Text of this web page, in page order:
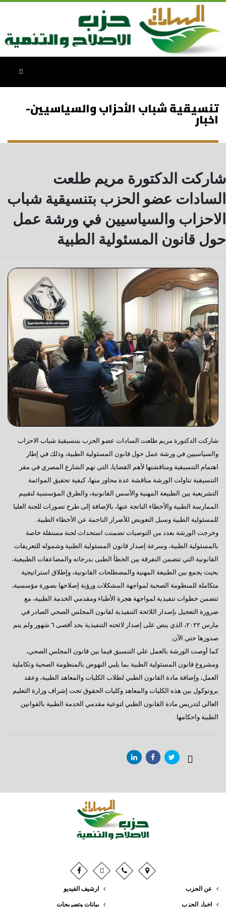
تنسيقية شباب الأحزاب والسياسيين-
اخبار
شاركت الدكتورة مريم طلعت
السادات عضو الحزب بتنسيقية شباب
الاحزاب والسياسيين في ورشة عمل
حول قانون المسئولية الطبية
شاركت الدكتورة مريم طلعت السادات عضو الحزب بتنسيقية شباب الاحزاب
والسياسيين في ورشة عمل حول قانون المسئولية الطبية، وذلك في إطار
اهتمام التنسيقية ومناقشتها لأهم القضايا، التي تهم الشارع المصري في مقر
التنسيقية تناولت الورشة مناقشة عدة محاور منها، كيفية تحقيق الموائمة
التشريعية بين الطبيعة المهنية والأسس القانونية، والطرق المؤسسية لتقييم
الممارسة الطبية والأخطاء الناتجة عنها، بالإضافة إلى طرح تصورات للجنة العليا
للمسئولية الطبية وسبل التعويض للأضرار الناجمة عن الأخطاء الطبية.
وخرجت الورشة بعدد من التوصيات تضمنت استحداث لجنة مستقلة خاصة
بالمسئولية الطبية، وسرعة إصدار قانون المسئولية الطبية وشموله للتعريفات
القانونية التي تتضمن التفرقة بين الخطأ الطبى بدرجاته والمضاعفات الطبيعية،
بحيث يجمع بين الطبيعة المهنية والمصطلحات القانونية، وإطلاق استراتيجية
متكاملة للمنظومة الصحية لمواجهة المشكلات ورؤية إصلاحها بصورة مؤسسية،
تتضمن خطوات تنفيذية لمواجهة هجرة الأطباء ومقدمي الخدمة الطبية، مع
ضرورة التعجيل بإصدار اللائحة التنفيذية لقانون المجلس الصحي الصادر في
مارس ٢٠٢٢، الذي ينص على إصدار لائحته التنفيذية بحد أقصى ٦ شهور ولم يتم
صدورها حتي الآن.
كما أوصت الورشة بالعمل علي التنسيق فيما بين قانون المجلس الصحي،
ومشروع قانون المسئولية الطبية بما يلبي النهوض بالمنظومة الصحية وتكاملية
العمل، وإضافة مادة القانون الطبي لطلاب الكليات والمعاهد الطبية، وعقد
بروتوكول بين هذه الكليات والمعاهد وكليات الحقوق تحت إشراف وزارة التعليم
العالي لتدريس مادة القانون الطبي لتوعية مقدمي الخدمة الطبية بالقوانين
الطبية واحكامها.
عن الحزب
اخبار الحزب
ارشيف الفيديو
بيانات وتصريحات